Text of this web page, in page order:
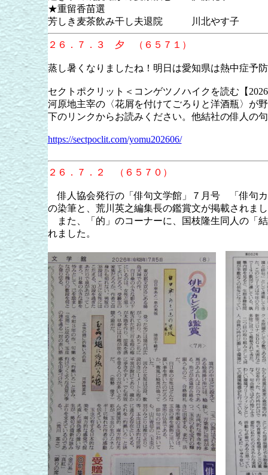
★重留香苗選
芳しき麦茶飲み干し夫退院 川北やす子
２６．７．３ 夕 （６５７１）
蒸し暑くなりましたね！明日は愛知県は熱中症予
セクトポクリット＜コンゲツノハイクを読む【
河原地主宰の〈花屑を付けてごろりと洋酒瓶〉が
下のリンクからお読みください。他結社の俳人の
https://sectpoclit.com/yomu202606/
２６．７．２ （６５７０）
俳人協会発行の「俳句文学館」７月号 「俳句カ
の染筆と、荒川英之編集長の鑑賞文が掲載されま
また、「的」のコーナーに、国枝隆生同人の「
れました。